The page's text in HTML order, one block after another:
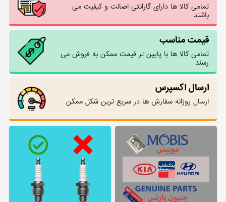
تمامی کالا ها دارای گارانتی اصالت و کیفیت می
باشند
قیمت مناسب
تمامی کالا ها با پایین تر قیمت ممکن به فروش می
رسند
ارسال اکسپرس
ارسال روزانه سفارش ها در سریع ترین شکل ممکن